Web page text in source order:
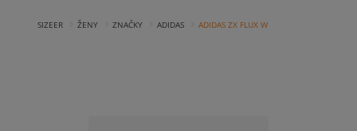
SIZEER ŽENY ZNAČKY ADIDAS ADIDAS ZX FLUX W